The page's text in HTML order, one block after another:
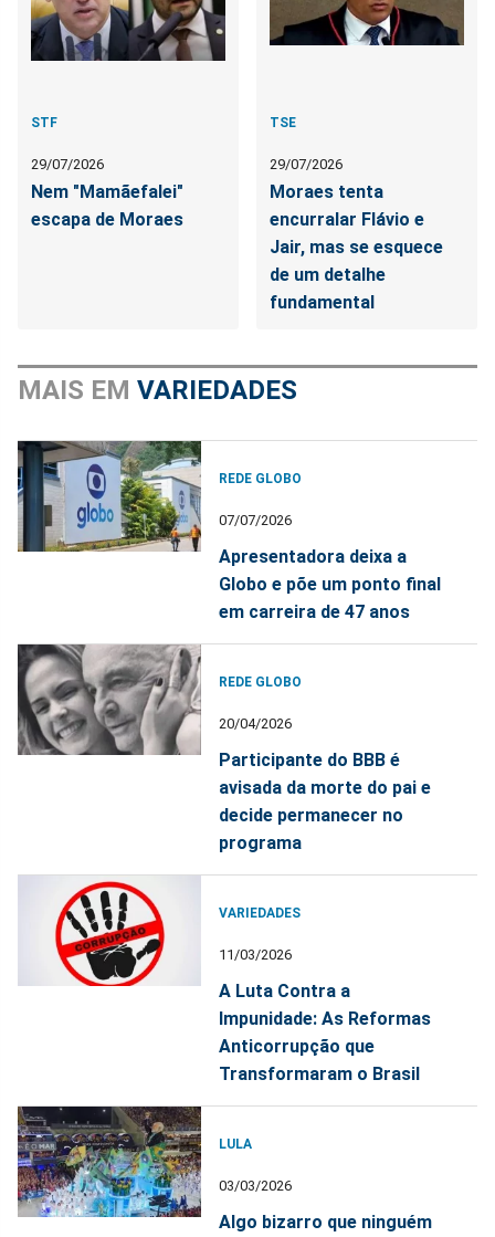
STF
29/07/2026
Nem "Mamãefalei"
escapa de Moraes
TSE
29/07/2026
Moraes tenta
encurralar Flávio e
Jair, mas se esquece
de um detalhe
fundamental
MAIS EM VARIEDADES
REDE GLOBO
07/07/2026
Apresentadora deixa a
Globo e põe um ponto final
em carreira de 47 anos
REDE GLOBO
20/04/2026
Participante do BBB é
avisada da morte do pai e
decide permanecer no
programa
VARIEDADES
11/03/2026
A Luta Contra a
Impunidade: As Reformas
Anticorrupção que
Transformaram o Brasil
LULA
03/03/2026
Algo bizarro que ninguém